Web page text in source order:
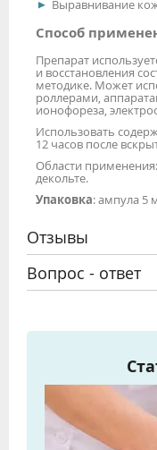
Выравнивание
Способ
Препарат
и восстановления
методике. Может
роллерами,
ионофореза,
Использовать
12 часов после
Области
декольте.
Упаковка: ампула 5
Отзывы
Вопрос - ответ